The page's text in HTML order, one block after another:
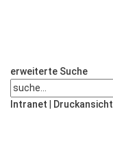
erweiterte Suche
Intranet Druckansicht